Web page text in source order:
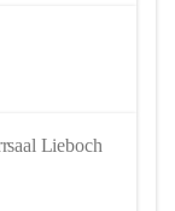
26
Lieboch